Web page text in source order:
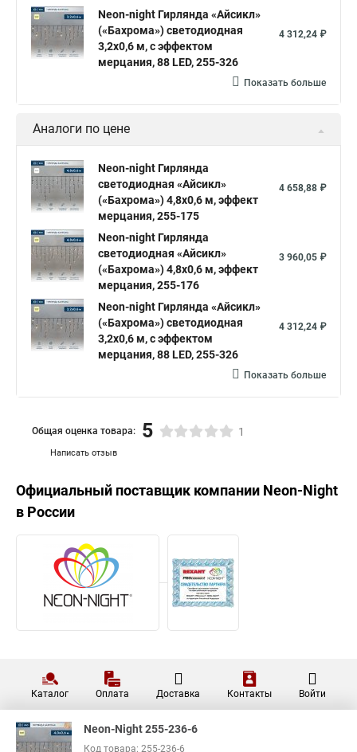
Neon-night Гирлянда «Айсикл»
(«Бахрома») светодиодная
3,2х0,6 м, с эффектом
мерцания, 88 LED, 255-326
4 312,24 ₽
Показать больше
Аналоги по цене
Neon-night Гирлянда
светодиодная «Айсикл»
(«Бахрома») 4,8х0,6 м, эффект
мерцания, 255-175
4 658,88 ₽
Neon-night Гирлянда
светодиодная «Айсикл»
(«Бахрома») 4,8х0,6 м, эффект
мерцания, 255-176
3 960,05 ₽
Neon-night Гирлянда «Айсикл»
(«Бахрома») светодиодная
3,2х0,6 м, с эффектом
мерцания, 88 LED, 255-326
4 312,24 ₽
Показать больше
Написать отзыв
Общая оценка товара: 5 1
Официальный поставщик компании Neon-Night
в России
Каталог Оплата Доставка Контакты Войти
Neon-Night 255-236-6
Код товара: 255-236-6